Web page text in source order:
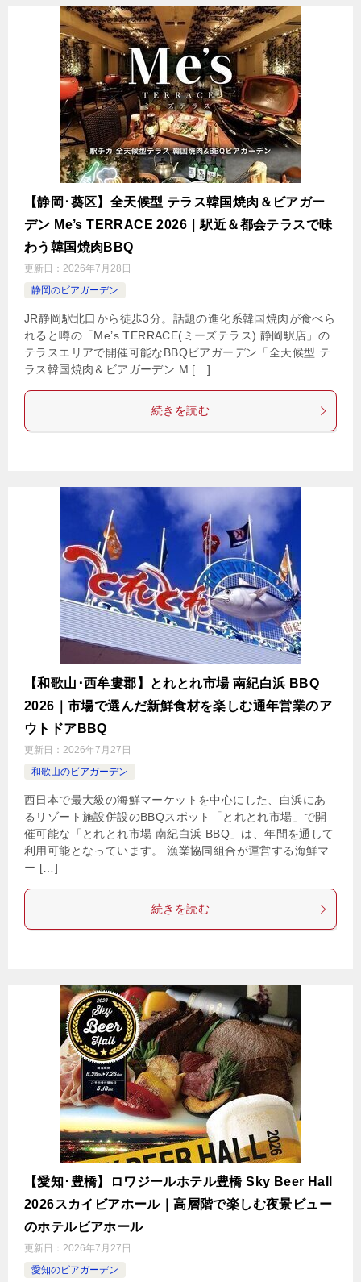
【静岡･葵区】全天候型 テラス韓国焼肉＆ビアガー
デン Me’s TERRACE 2026｜駅近＆都会テラスで味
わう韓国焼肉BBQ
更新日： 2026年7月28日
静岡のビアガーデン
JR静岡駅北口から徒歩3分。話題の進化系韓国焼肉が食べら
れると噂の「Me’s TERRACE(ミーズテラス) 静岡駅店」の
テラスエリアで開催可能なBBQビアガーデン「全天候型 テ
ラス韓国焼肉＆ビアガーデン M […]
続きを読む
【和歌山･西牟婁郡】とれとれ市場 南紀白浜 BBQ
2026｜市場で選んだ新鮮食材を楽しむ通年営業のア
ウトドアBBQ
更新日： 2026年7月27日
和歌山のビアガーデン
西日本で最大級の海鮮マーケットを中心にした、白浜にあ
るリゾート施設併設のBBQスポット「とれとれ市場」で開
催可能な「とれとれ市場 南紀白浜 BBQ」は、年間を通して
利用可能となっています。 漁業協同組合が運営する海鮮マ
ー […]
続きを読む
【愛知･豊橋】ロワジールホテル豊橋 Sky Beer Hall
2026スカイビアホール｜高層階で楽しむ夜景ビュー
のホテルビアホール
更新日： 2026年7月27日
愛知のビアガーデン